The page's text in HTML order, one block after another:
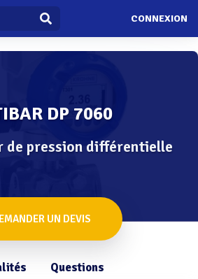
CONNEXION
DP 7060
pression différentielle
UN DEVIS
Questions